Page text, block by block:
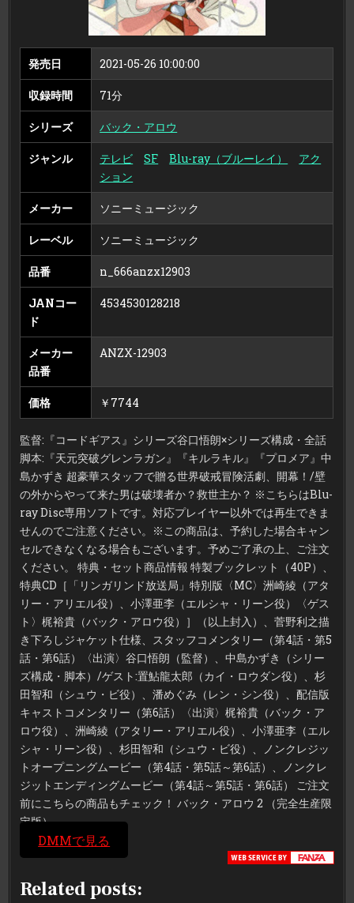
発売日 2021-05-26 10:00:00
収録時間 71分
シリーズ バック・アロウ
ジャンル テレビ SF Blu-ray（ブルーレイ）
アク
ション
メーカー ソニーミュージック
レーベル ソニーミュージック
品番 n_666anzx12903
JANコー
ド
4534530128218
メーカー
品番
ANZX-12903
価格 ￥7744
監督:『コードギアス』シリーズ谷口悟朗×シリーズ構成・全話
脚本:『天元突破グレンラガン』『キルラキル』『プロメア』中
島かずき 超豪華スタッフで贈る世界破戒冒険活劇、開幕！/壁
の外からやって来た男は破壊者か？救世主か？ ※こちらはBlu-
ray Disc専用ソフトです。対応プレイヤー以外では再生できま
せんのでご注意ください。※この商品は、予約した場合キャン
セルできなくなる場合もございます。予めご了承の上、ご注文
ください。 特典・セット商品情報 特製ブックレット（40P）、
特典CD［「リンガリンド放送局」特別版〈MC〉洲崎綾（アタ
リー・アリエル役）、小澤亜李（エルシャ・リーン役）〈ゲス
ト〉梶裕貴（バック・アロウ役）］（以上封入）、菅野利之描
き下ろしジャケット仕様、スタッフコメンタリー（第4話・第5
話・第6話）〈出演〉谷口悟朗（監督）、中島かずき（シリー
ズ構成・脚本）/ゲスト:置鮎龍太郎（カイ・ロウダン役）、杉
田智和（シュウ・ビ役）、潘めぐみ（レン・シン役）、配信版
キャストコメンタリー（第6話）〈出演〉梶裕貴（バック・ア
ロウ役）、洲崎綾（アタリー・アリエル役）、小澤亜李（エル
シャ・リーン役）、杉田智和（シュウ・ビ役）、ノンクレジッ
トオープニングムービー（第4話・第5話～第6話）、ノンクレ
ジットエンディングムービー（第4話～第5話・第6話） ご注文
前にこちらの商品もチェック！ バック・アロウ 2 （完全生産限
定版）
DMMで見る
Related posts: